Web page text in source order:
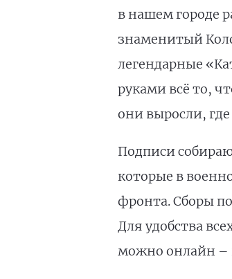
в нашем городе
знаменитый
легендарные
руками всё то,
они выросли,
Подписи
которые в
фронта. Сборы
Для удобства
можно онлайн –